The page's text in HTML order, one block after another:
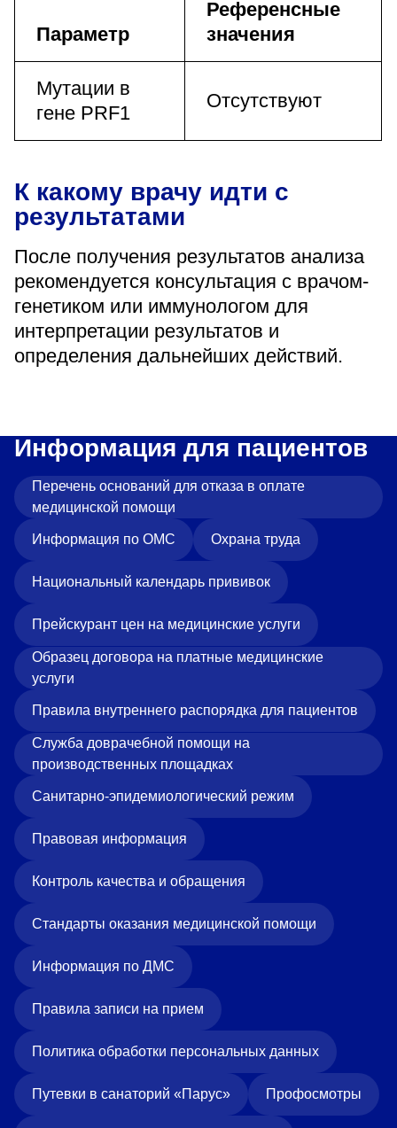
Параметр
Референсные
значения
Мутации в
гене PRF1
Отсутствуют
К какому врачу идти с
результатами
После получения результатов анализа
рекомендуется консультация с врачом-
генетиком или иммунологом для
интерпретации результатов и
определения дальнейших действий.
Информация для пациентов
Перечень оснований для отказа в оплате
медицинской помощи
Информация по ОМС Охрана труда
Национальный календарь прививок
Прейскурант цен на медицинские услуги
Образец договора на платные медицинские
услуги
Правила внутреннего распорядка для пациентов
Служба доврачебной помощи на
производственных площадках
Санитарно-эпидемиологический режим
Правовая информация
Контроль качества и обращения
Стандарты оказания медицинской помощи
Информация по ДМС
Правила записи на прием
Политика обработки персональных данных
Путевки в санаторий «Парус» Профосмотры